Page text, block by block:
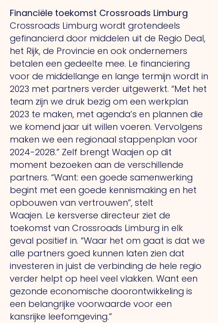
Financiële toekomst Crossroads Limburg
Crossroads Limburg wordt grotendeels
gefinancierd door middelen uit de Regio Deal,
het Rijk, de Provincie en ook ondernemers
betalen een gedeelte mee. Le financiering
voor de middellange en lange termijn wordt in
2023 met partners verder uitgewerkt. “Met het
team zijn we druk bezig om een werkplan
2023 te maken, met agenda’s en plannen die
we komend jaar uit willen voeren. Vervolgens
maken we een regionaal stappenplan voor
2024-2028.” Zelf brengt Waajen op dit
moment bezoeken aan de verschillende
partners. “Want: een goede samenwerking
begint met een goede kennismaking en het
opbouwen van vertrouwen”, stelt
Waajen. Le kersverse directeur ziet de
toekomst van Crossroads Limburg in elk
geval positief in. “Waar het om gaat is dat we
alle partners goed kunnen laten zien dat
investeren in juist de verbinding de hele regio
verder helpt op heel veel vlakken. Want een
gezonde economische doorontwikkeling is
een belangrijke voorwaarde voor een
kansrijke leefomgeving.”